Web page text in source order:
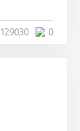
0
129030